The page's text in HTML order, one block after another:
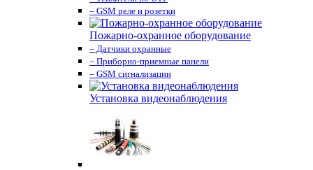
– GSM реле и розетки
Пожарно-охранное оборудование
– Датчики охранные
– Приборно-приемные панели
– GSM сигнализации
Установка видеонаблюдения